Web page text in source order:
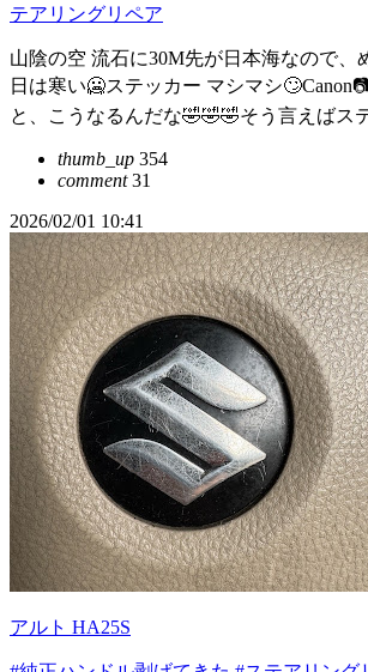
テアリングリペア
山陰の空 流石に30M先が日本海なので、
日は寒い🥶ステッカー マシマシ
と、こうなるんだな🤣🤣🤣そう言えばス
thumb_up 354
comment31
2026/02/01 10:41
アルト HA25S